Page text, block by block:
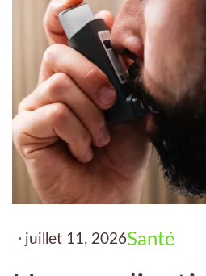
juillet 11, 2026Santé